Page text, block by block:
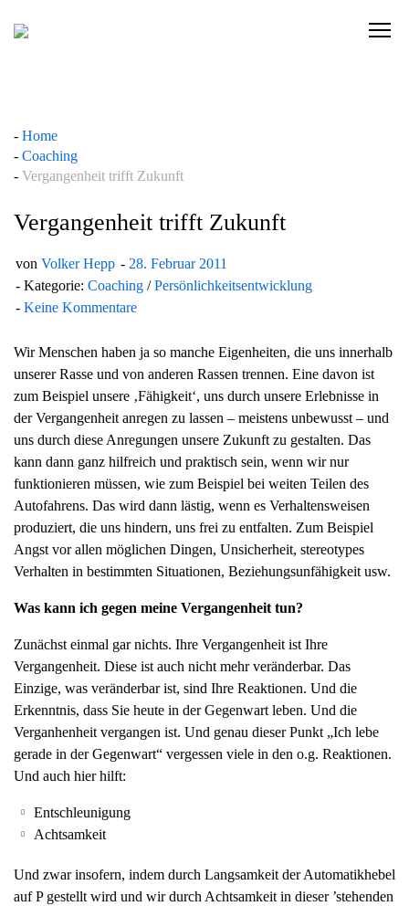
C
a
v
i
g
n
Home
Coaching
Vergangenheit trifft Zukunft
Vergangenheit trifft Zukunft
von Volker Hepp
28. Februar 2011
Kategorie: Coaching /Persönlichkeitsentwicklung
Keine Kommentare
Wir Menschen haben ja so manche Eigenheiten, die uns innerhalb
unserer Rasse und von anderen Rassen trennen. Eine davon ist
zum Beispiel unsere ‚Fähigkeit‘, uns durch unsere Erlebnisse in
der Vergangenheit anregen zu lassen – meistens unbewusst – und
uns durch diese Anregungen unsere Zukunft zu gestalten. Das
kann dann ganz hilfreich und praktisch sein, wenn wir nur
funktionieren müssen, wie zum Beispiel bei weiten Teilen des
Autofahrens. Das wird dann lästig, wenn es Verhaltensweisen
produziert, die uns hindern, uns frei zu entfalten. Zum Beispiel
Angst vor allen möglichen Dingen, Unsicherheit, stereotypes
Verhalten in bestimmten Situationen, Beziehungsunfähigkeit usw.
Was kann ich gegen meine Vergangenheit tun?
Zunächst einmal gar nichts. Ihre Vergangenheit ist Ihre
Vergangenheit. Diese ist auch nicht mehr veränderbar. Das
Einzige, was veränderbar ist, sind Ihre Reaktionen. Und die
Erkenntnis, dass Sie heute in der Gegenwart leben. Und die
Verganhenheit vergangen ist. Und genau dieser Punkt „Ich lebe
gerade in der Gegenwart“ vergessen viele in den o.g. Reaktionen.
Und auch hier hilft:
Entschleunigung
Achtsamkeit
Und zwar insofern, indem durch Langsamkeit der Automatikhebel
auf P gestellt wird und wir durch Achtsamkeit in dieser ’stehenden